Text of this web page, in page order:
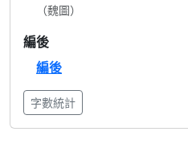
（魏圖）
編後
編後
字數統計